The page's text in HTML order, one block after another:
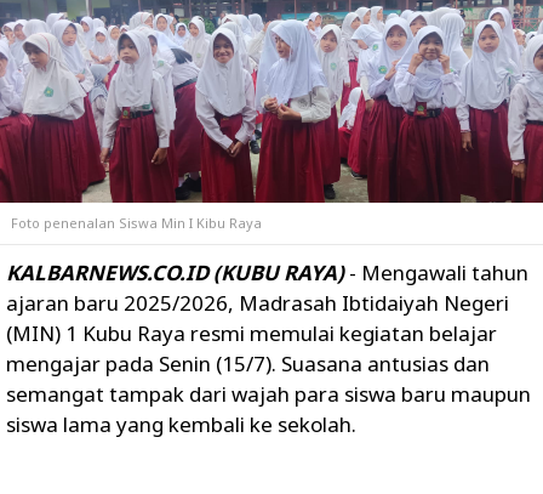
Foto penenalan Siswa Min I Kibu Raya
KALBARNEWS.CO.ID (KUBU RAYA)- Mengawali tahun
ajaran baru 2025/2026, Madrasah Ibtidaiyah Negeri
(MIN) 1 Kubu Raya resmi memulai kegiatan belajar
mengajar pada Senin (15/7). Suasana antusias dan
semangat tampak dari wajah para siswa baru maupun
siswa lama yang kembali ke sekolah.